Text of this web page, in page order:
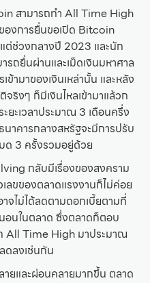
สามารถทำ All Time High
องการยื่นขอเปิด Bitcoin
ช่วงกลางปี 2023 และนัก
ถยื่นผ่านและเม็ดเงินมหาศาล
ข้ามาของเงินเหล่านั้น และหลัง
งๆ ก็มีเงินไหลเข้ามาแล้วก
ยะเวลาประมาณ 3 เดือนครึ่ง
าคารกลางสหรัฐจะมีการปรับ
ด 3 ครั้งรวมอยู่ด้วย
กลับมีเรื่องของสงคราม
เลขของตลาดแรงงานก็ไม่ค่อย
จไม่ได้ลดตามดอกเบี้ยตามที่
อนในตลาด ซึ่งตลาดก็ตอบ
All Time High มาประมาณ
ดลงเช่นกัน
ายและผ่อนคลายมากขึ้น ตลาด